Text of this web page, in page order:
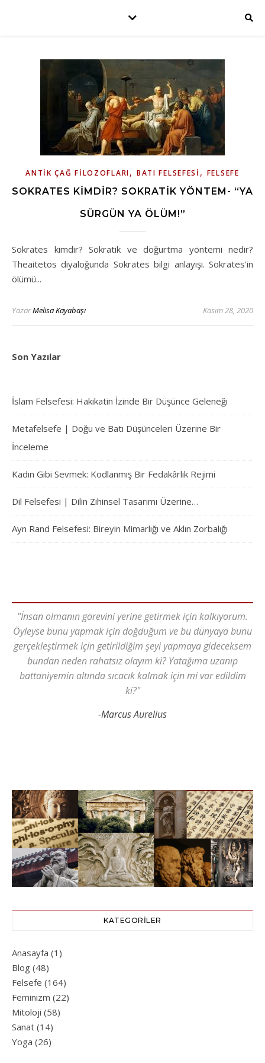
ANTIK ÇAĞ FILOZOFLARI, BATI FELSEFESI , FELSEFE
SOKRATES KIMDIR? SOKRATIK YÖNTEM- “YA
SÜRGÜN YA ÖLÜM!”
Sokrates kimdir? Sokratik ve doğurtma yöntemi nedir?
Theaitetos diyaloğunda Sokrates bilgi anlayışı. Sokrates'in
ölümü...
YazarMelisa Kayabaşı Kasım 28, 2020
Son Yazılar
İslam Felsefesi: Hakikatin İzinde Bir Düşünce Geleneği
Metafelsefe | Doğu ve Batı Düşünceleri Üzerine Bir
İnceleme
Kadın Gibi Sevmek: Kodlanmış Bir Fedakârlık Rejimi
Dil Felsefesi | Dilin Zihinsel Tasarımı Üzerine…
Ayn Rand Felsefesi: Bireyin Mimarlığı ve Aklın Zorbalığı
"İnsan olmanın görevini yerine getirmek için kalkıyorum.
Öyleyse bunu yapmak için doğduğum ve bu dünyaya bunu
gerçekleştirmek için getirildiğim şeyi yapmaya gideceksem
bundan neden rahatsız olayım ki? Yatağıma uzanıp
battaniyemin altında sıcacık kalmak için mi var edildim
ki?"
-Marcus Aurelius
KATEGORILER
Anasayfa (1)
Blog (48)
Felsefe (164)
Feminizm (22)
Mitoloji (58)
Sanat (14)
Yoga (26)